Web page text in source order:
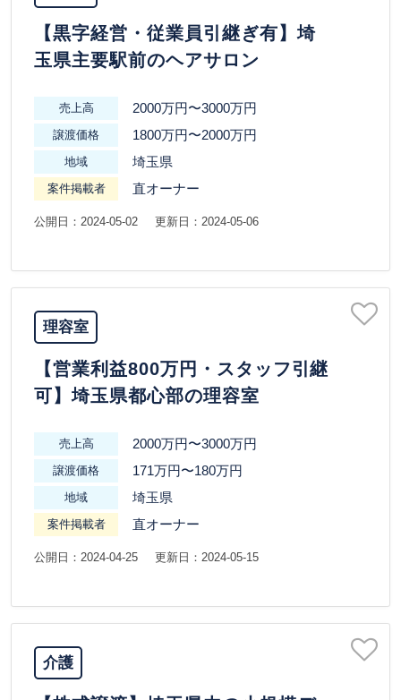
【黒字経営・従業員引継ぎ有】埼
玉県主要駅前のヘアサロン
売上高 2000万円〜3000万円
譲渡価格 1800万円〜2000万円
地域 埼玉県
案件掲載者 直オーナー
公開日：2024-05-02 更新日：2024-05-06
理容室
【営業利益800万円・スタッフ引継
可】埼玉県都心部の理容室
売上高 2000万円〜3000万円
譲渡価格 171万円〜180万円
地域 埼玉県
案件掲載者 直オーナー
公開日：2024-04-25 更新日：2024-05-15
介護